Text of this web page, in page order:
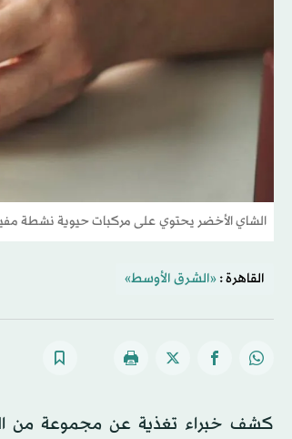
الشاي الأخضر يحتوي على مركبات حيوية نشطة
القاهرة : «الشرق الأوسط»
كشف خبراء تغذية عن مجموعة من